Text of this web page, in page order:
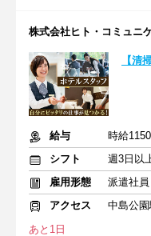
株式会社ヒト・コミュニ
【清
給与
時給
シフト
週3日以
雇用形態
派遣社員
アクセス
中島公園
あと1日